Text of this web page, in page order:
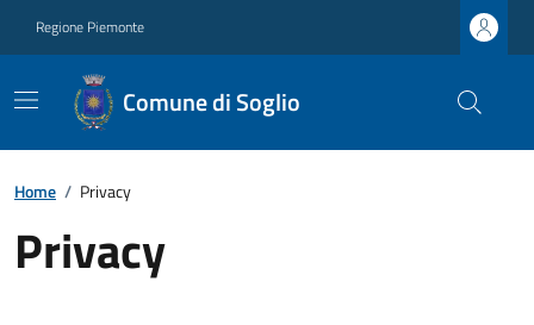
Regione Piemonte
Comune di Soglio
Home / Privacy
Privacy